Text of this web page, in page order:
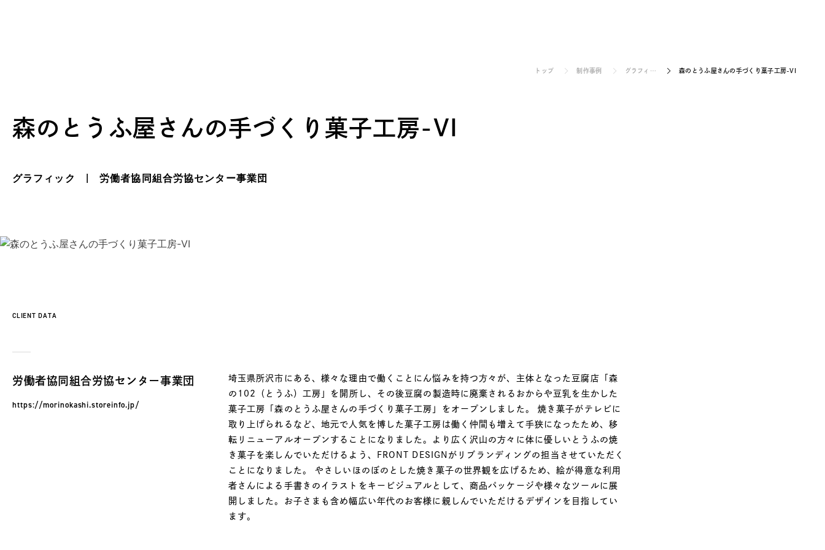
サービス／料金制作事例
お見積り/お問い合せ
トップ 制作事例 グラフィ… 森のとうふ屋さんの手づくり菓子工房-VI
森のとうふ屋さんの手づくり菓子工房-VI
グラフィック | 労働者協同組合労協センター事業団
CLIENT DATA
労働者協同組合労協センター事業団
https://morinokashi.storeinfo.jp/
埼玉県所沢市にある、様々な理由で働くことにん悩みを持つ方々が、主体となった豆腐店「森
の102（とうふ）工房」を開所し、その後豆腐の製造時に廃棄されるおからや豆乳を生かした
菓子工房「森のとうふ屋さんの手づくり菓子工房」をオープンしました。 焼き菓子がテレビに
取り上げられるなど、地元で人気を博した菓子工房は働く仲間も増えて手狭になったため、移
転リニューアルオープンすることになりました。より広く沢山の方々に体に優しいとうふの焼
き菓子を楽しんでいただけるよう、FRONT DESIGNがリブランディングの担当させていただく
ことになりました。 やさしいほのぼのとした焼き菓子の世界観を広げるため、絵が得意な利用
者さんによる手書きのイラストをキービジュアルとして、商品パッケージや様々なツールに展
開しました。お子さまも含め幅広い年代のお客様に親しんでいただけるデザインを目指してい
ます。